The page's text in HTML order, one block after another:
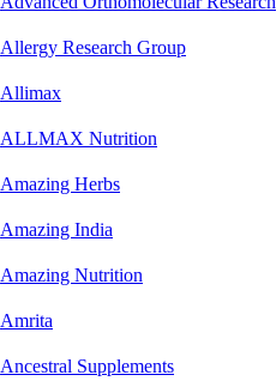
Allergy Research Group
Allimax
ALLMAX Nutrition
Amazing Herbs
Amazing India
Amazing Nutrition
Amrita
Ancestral Supplements